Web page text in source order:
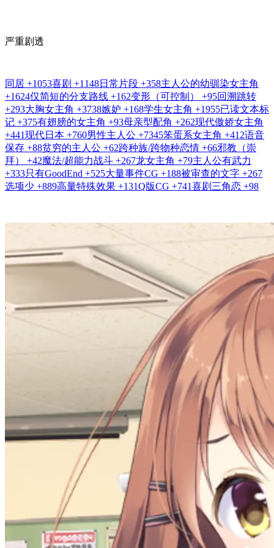
严重剧透
同居 +1053喜剧 +1148日常片段 +358主人公的幼驯染女主角
+1624仅简短的分支路线 +162变形（可控制） +95回溯跳转
+293大胸女主角 +3738嫉妒 +168学生女主角 +1955已读文本标
记 +375有翅膀的女主角 +93母亲型配角 +262现代傲娇女主角
+441现代日本 +760男性主人公 +7345笨蛋系女主角 +412语音
保存 +88贫穷的主人公 +62跨种族/跨物种恋情 +66邪教（崇
拜） +42魔法/超能力战斗 +267龙女主角 +79主人公有武力
+333只有GoodEnd +525大量事件CG +188被审查的文字 +267
选项少 +889高量特殊效果 +131Q版CG +741喜剧三角恋 +98